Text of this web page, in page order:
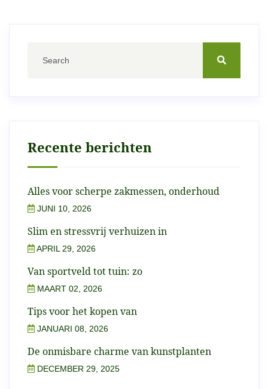
Recente berichten
Alles voor scherpe zakmessen, onderhoud
JUNI 10, 2026
Slim en stressvrij verhuizen in
APRIL 29, 2026
Van sportveld tot tuin: zo
MAART 02, 2026
Tips voor het kopen van
JANUARI 08, 2026
De onmisbare charme van kunstplanten
DECEMBER 29, 2025